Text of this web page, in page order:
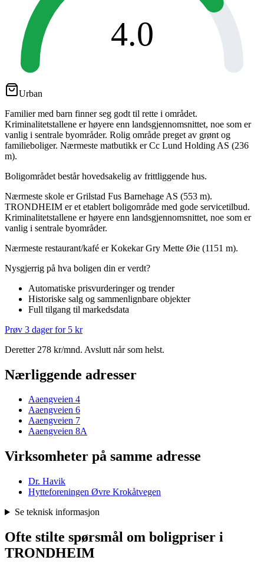
4.0
Urban
Familier med barn finner seg godt til rette i området.
Kriminalitetstallene er høyere enn landsgjennomsnittet, noe som er
vanlig i sentrale byområder. Rolig område preget av grønt og
familieboliger. Nærmeste matbutikk er Cc Lund Holding AS (236
m).
Boligområdet består hovedsakelig av frittliggende hus.
Nærmeste skole er Grilstad Fus Barnehage AS (553 m).
TRONDHEIM er et etablert boligområde med gode servicetilbud.
Kriminalitetstallene er høyere enn landsgjennomsnittet, noe som er
vanlig i sentrale byområder.
Nærmeste restaurant/kafé er Kokekar Gry Mette Øie (1151 m).
Nysgjerrig på hva boligen din er verdt?
Automatiske prisvurderinger og trender
Historiske salg og sammenlignbare objekter
Full tilgang til markedsdata
Prøv 3 dager for 5 kr
Deretter 278 kr/mnd. Avslutt når som helst.
Nærliggende adresser
Aaengveien 4
Aaengveien 6
Aaengveien 7
Aaengveien 8A
Virksomheter på samme adresse
Dr. Havik
Hytteforeningen Øvre Krokåtvegen
Se teknisk informasjon
Ofte stilte spørsmål om boligpriser i
TRONDHEIM